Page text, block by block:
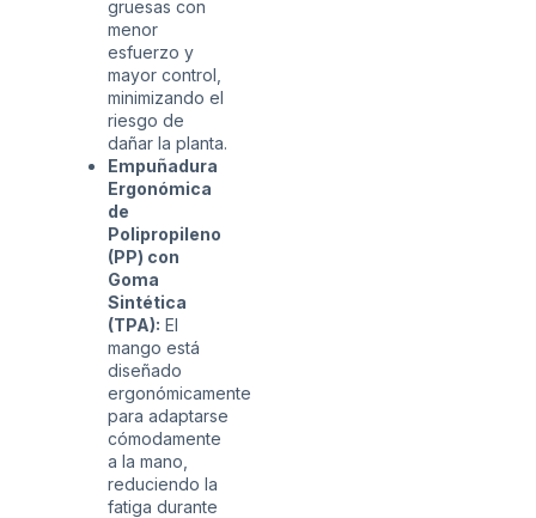
gruesas con
menor
esfuerzo y
mayor control,
minimizando el
riesgo de
dañar la planta.
Empuñadura
Ergonómica
de
Polipropileno
(PP) con
Goma
Sintética
(TPA): El
mango está
diseñado
ergonómicamente
para adaptarse
cómodamente
a la mano,
reduciendo la
fatiga durante